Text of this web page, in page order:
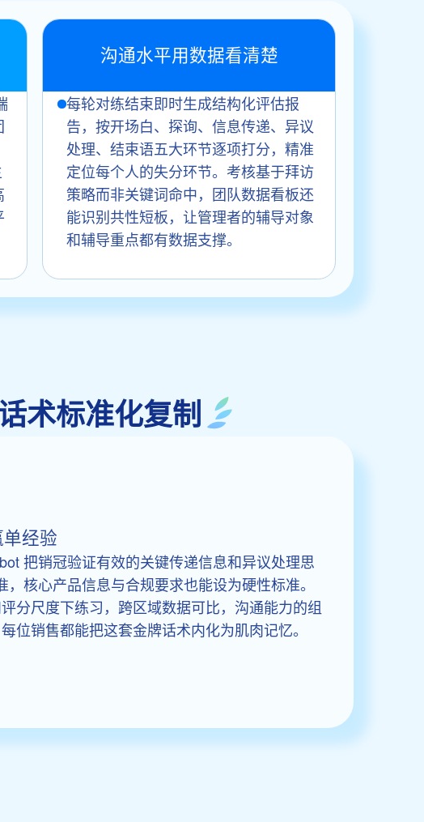
沟通水平用数据看清楚
每轮对练结束即时生成结构化评估报
告，按开场白、探询、信息传递、异议
处理、结束语五大环节逐项打分，精准
定位每个人的失分环节。考核基于拜访
策略而非关键词命中，团队数据看板还
能识别共性短板，让管理者的辅导对象
和辅导重点都有数据支撑。
术标准化复制
经验
把销冠验证有效的关键传递信息和异议处理思
核心产品信息与合规要求也能设为硬性标准。
分尺度下练习，跨区域数据可比，沟通能力的组
位销售都能把这套金牌话术内化为肌肉记忆。